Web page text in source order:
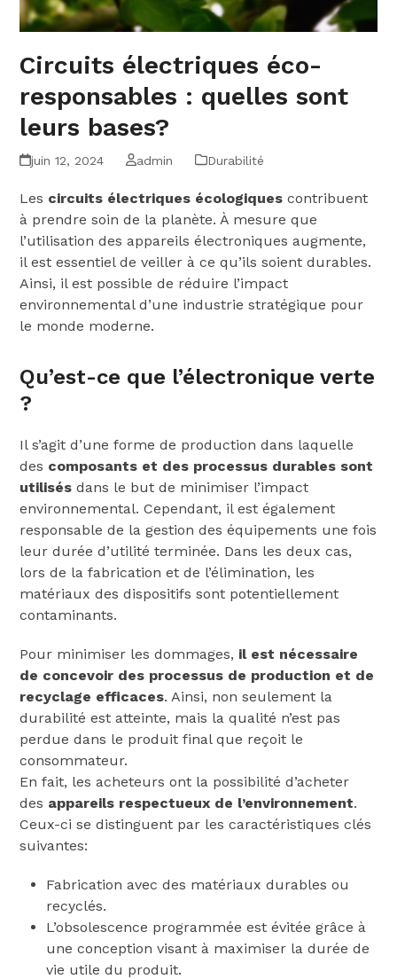
Circuits électriques éco-
responsables : quelles sont
leurs bases?
juin 12, 2024 admin Durabilité
Les circuits électriques écologiques contribuent
à prendre soin de la planète. À mesure que
l’utilisation des appareils électroniques augmente,
il est essentiel de veiller à ce qu’ils soient durables.
Ainsi, il est possible de réduire l’impact
environnemental d’une industrie stratégique pour
le monde moderne.
Qu’est-ce que l’électronique verte
?
Il s’agit d’une forme de production dans laquelle
des composants et des processus durables sont
utilisés dans le but de minimiser l’impact
environnemental. Cependant, il est également
responsable de la gestion des équipements une fois
leur durée d’utilité terminée. Dans les deux cas,
lors de la fabrication et de l’élimination, les
matériaux des dispositifs sont potentiellement
contaminants.
Pour minimiser les dommages, il est nécessaire
de concevoir des processus de production et de
recyclage efficaces. Ainsi, non seulement la
durabilité est atteinte, mais la qualité n’est pas
perdue dans le produit final que reçoit le
consommateur.
En fait, les acheteurs ont la possibilité d’acheter
des appareils respectueux de l’environnement.
Ceux-ci se distinguent par les caractéristiques clés
suivantes:
Fabrication avec des matériaux durables ou
recyclés.
L’obsolescence programmée est évitée grâce à
une conception visant à maximiser la durée de
vie utile du produit.